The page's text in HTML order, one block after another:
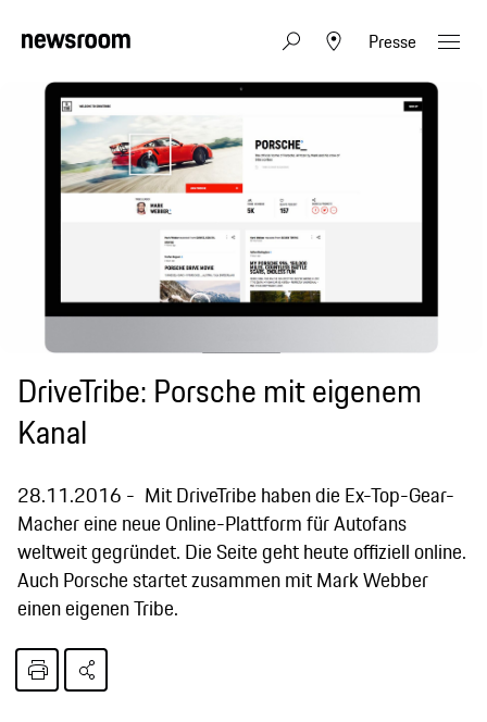
Presse
DriveTribe: Porsche mit eigenem
Kanal
28.11.2016
Mit DriveTribe haben die Ex-Top-Gear-
Macher eine neue Online-Plattform für Autofans
weltweit gegründet. Die Seite geht heute offiziell online.
Auch Porsche startet zusammen mit Mark Webber
einen eigenen Tribe.